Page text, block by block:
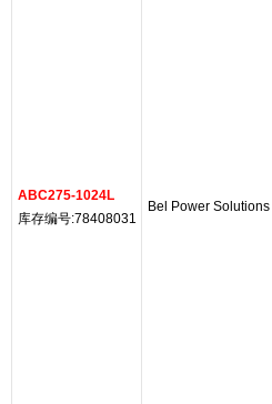
ABC275-1024L
库存编号:78408031
Bel Power Solutions